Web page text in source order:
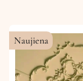
Naujiena